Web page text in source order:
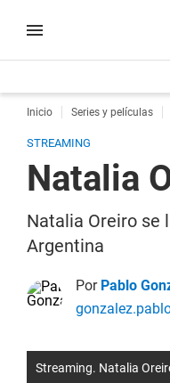
Inicio Series y películas
STREAMING
Natalia
Natalia Oreiro se
Argentina
Por Pablo
Streaming. Natalia